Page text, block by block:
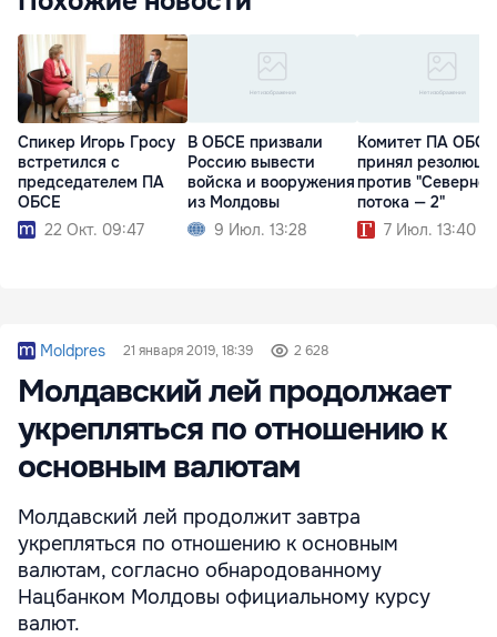
Спикер Игорь Гросу
встретился с
председателем ПА
ОБСЕ
22 Окт. 09:47
В ОБСЕ призвали
Россию вывести
войска и вооружения
из Молдовы
9 Июл. 13:28
Комитет ПА ОБСЕ
принял
против
потока — 2"
7 Июл. 13:40
Moldpres 21 января 2019, 18:39 2 628
Молдавский лей продолжает
укрепляться по отношению к
основным валютам
Молдавский лей продолжит завтра
укрепляться по отношению к основным
валютам, согласно обнародованному
Нацбанком Молдовы официальному курсу
валют.